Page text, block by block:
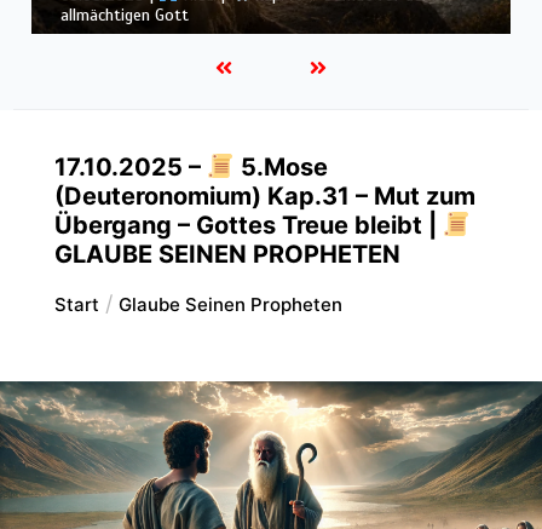
Schöpfung
17.10.2025 –
5.Mose
(Deuteronomium) Kap.31 – Mut zum
Übergang – Gottes Treue bleibt |
GLAUBE SEINEN PROPHETEN
Start Glaube Seinen Propheten